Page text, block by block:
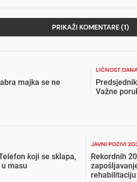
PRIKAŽI KOMENTARE (1)
majka se ne
LIČNOST
Važne
koji se sklapa,
masu
JAVNI POZIVI
Rekordnih